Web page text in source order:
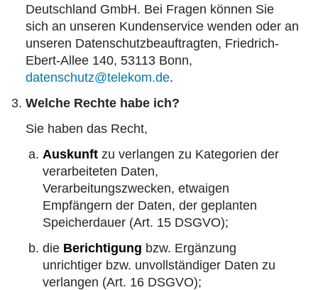
Deutschland GmbH. Bei Fragen können Sie
sich an unseren Kundenservice wenden oder an
unseren Datenschutzbeauftragten, Friedrich-
Ebert-Allee 140, 53113 Bonn,
datenschutz@telekom.de.
Welche Rechte habe ich?
Sie haben das Recht,
Auskunft zu verlangen zu Kategorien der
verarbeiteten Daten,
Verarbeitungszwecken, etwaigen
Empfängern der Daten, der geplanten
Speicherdauer (Art. 15 DSGVO);
die Berichtigung bzw. Ergänzung
unrichtiger bzw. unvollständiger Daten zu
verlangen (Art. 16 DSGVO);